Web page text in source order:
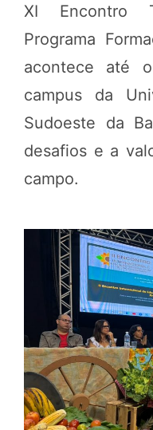
XI Encontro
Programa
acontece até
campus da
Sudoeste da
desafios e a
campo.